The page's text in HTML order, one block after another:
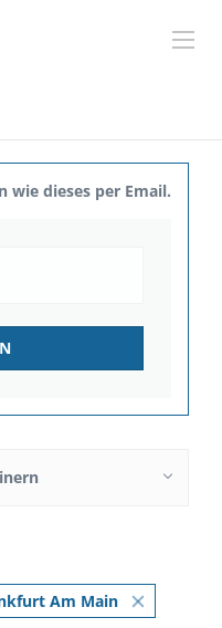
wie dieses per Email.
Am Main